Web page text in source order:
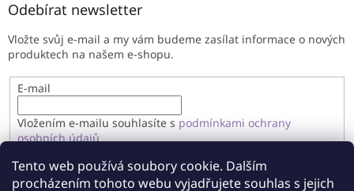
Tento web používá soubory cookie. Dalším
procházením tohoto webu vyjadřujete souhlas s jejich
Odebírat newsletter
Vložte svůj e-mail a my vám budeme zasílat informace o nových
produktech na našem e-shopu.
E-mail
Vložením e-mailu souhlasíte s podmínkami ochrany
osobních údajů
PŘIHLÁSIT SE